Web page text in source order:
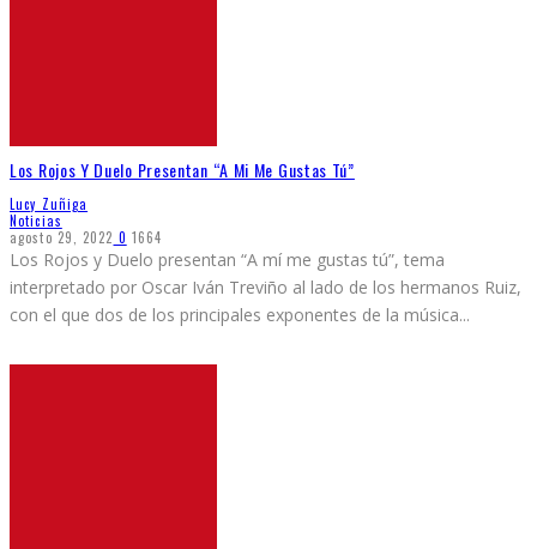
Los Rojos Y Duelo Presentan “A Mi Me Gustas Tú”
Lucy Zuñiga
Noticias
agosto 29, 2022 0 1664
Los Rojos y Duelo presentan “A mí me gustas tú”, tema
interpretado por Oscar Iván Treviño al lado de los hermanos Ruiz,
con el que dos de los principales exponentes de la música...